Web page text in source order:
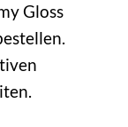
Gloss